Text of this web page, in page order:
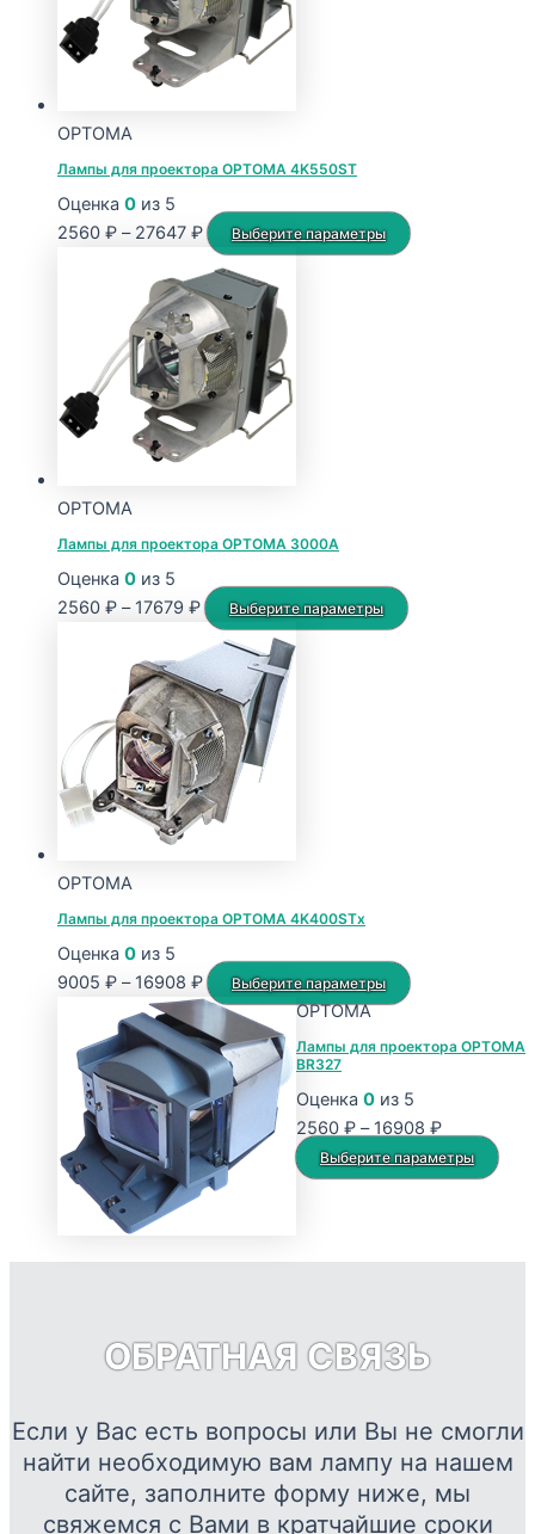
OPTOMA
Лампы для проектора OPTOMA 4K550ST
Оценка 0 из 5
2560 ₽ – 27647 ₽Диапазон
цен:
2560 ₽
–
27647 ₽
Выберите параметры
Этот
OPTOMA
Лампы для проектора OPTOMA 3000A
Оценка 0 из 5
2560 ₽ – 17679 ₽Диапазон
цен:
2560 ₽
–
17679 ₽
Выберите параметры
Этот
OPTOMA
Лампы для проектора OPTOMA 4K400STx
Оценка 0 из 5
9005 ₽ – 16908 ₽Диапазон
цен:
9005 ₽
–
16908 ₽
Выберите параметры
Этот
имеет
вариаций.
Опции
можно
выбрать
товара.
OPTOMA
Лампы для проектора OPTOMA
BR327
Оценка 0 из 5
2560 ₽ – 16908 ₽Диапазон
цен:
2560 ₽
Выберите параметры
ОБРАТНАЯ СВЯЗЬ
Если у Вас есть вопросы или Вы не смогли
найти необходимую вам лампу на нашем
сайте, заполните форму ниже, мы
свяжемся с Вами в кратчайшие сроки